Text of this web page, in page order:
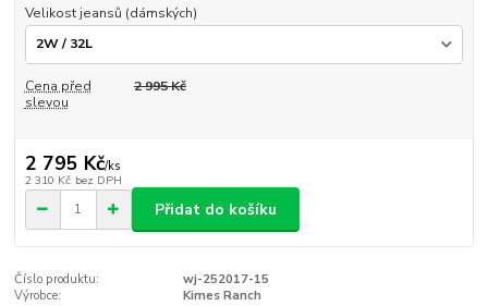
Velikost jeansů (dámských)
Cena před
slevou
2 995 Kč
2 795 Kč/ks
2 310 Kč bez DPH
Přidat do košíku
Číslo produktu:
wj-252017-15
Výrobce:
Kimes Ranch